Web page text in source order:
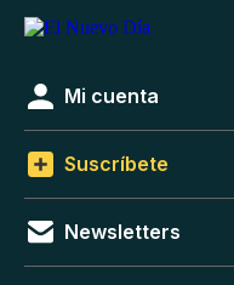
Mi cuenta
Suscríbete
Newsletters